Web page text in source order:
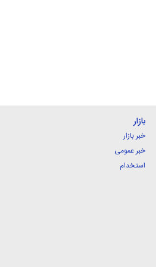
بازار
خبر بازار
خبر عمومی
استخدام